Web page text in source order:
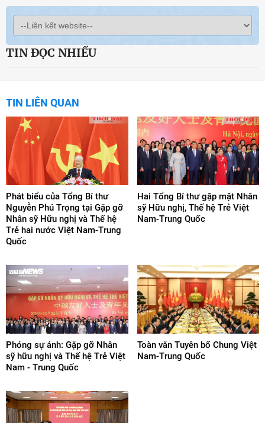
TIN ĐỌC NHIỀU
TIN LIÊN QUAN
Phát biểu của Tổng Bí thư
Nguyễn Phú Trọng tại Gặp gỡ
Nhân sỹ Hữu nghị và Thế hệ
Trẻ hai nước Việt Nam-Trung
Quốc
Hai Tổng Bí thư gặp mặt Nhân
sỹ Hữu nghị, Thế hệ Trẻ Việt
Nam-Trung Quốc
Phóng sự ảnh: Gặp gỡ Nhân
sỹ hữu nghị và Thế hệ Trẻ Việt
Nam - Trung Quốc
Toàn văn Tuyên bố Chung Việt
Nam-Trung Quốc